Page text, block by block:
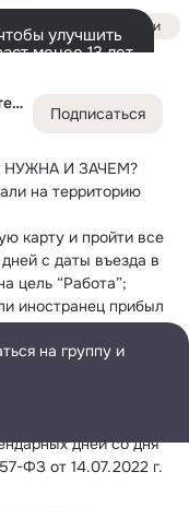
Программа переселения соотечественников
Подписаться
И ЗАЧЕМ?
на территорию
карту и пройти все
с даты въезда в
цель “Работа”;
иностранец прибыл
на территорию
90 дней,
регистрации и
дней со дня
ФЗ от 14.07.2022 г.
Войти
улучшить
менее 13 лет,
Подарки
на группу и